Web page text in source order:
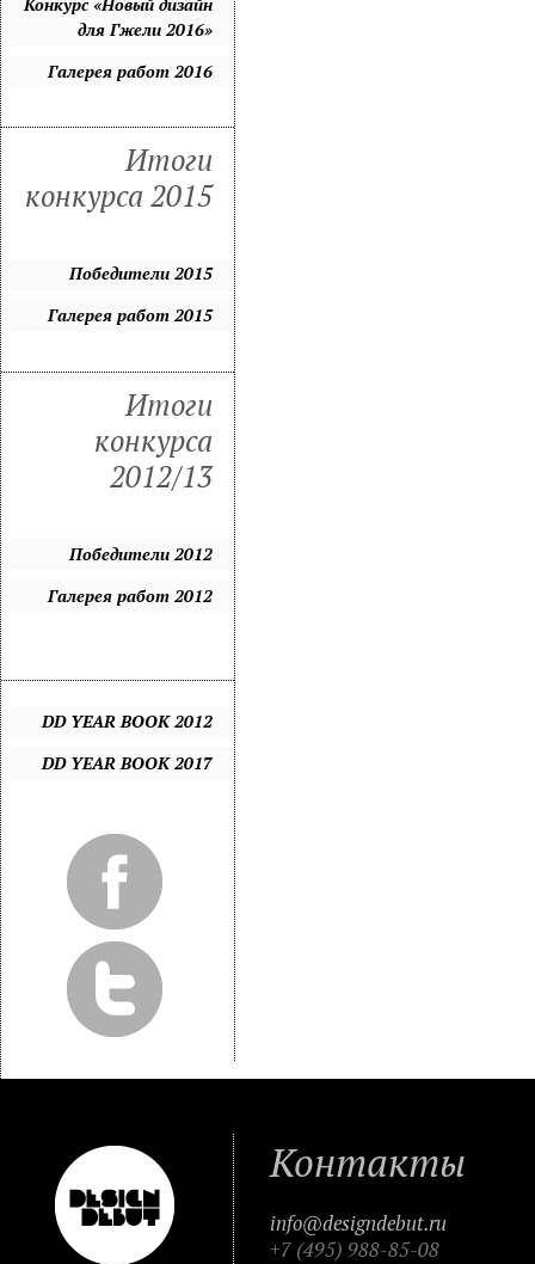
для Гжели 2016»
Галерея работ 2016
Итоги
конкурса 2015
Победители 2015
Галерея работ 2015
Итоги
конкурса
2012/13
Победители 2012
Галерея работ 2012
DD YEAR BOOK 2012
DD YEAR BOOK 2017
Контакты
info@designdebut.ru
+7 (495) 988-85-08